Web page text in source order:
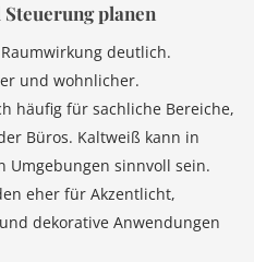
planen
deutlich.
und wohnlicher.
häufig für sachliche Bereiche,
Büros. Kaltweiß kann in
Umgebungen sinnvoll sein.
eher für Akzentlicht,
dekorative Anwendungen